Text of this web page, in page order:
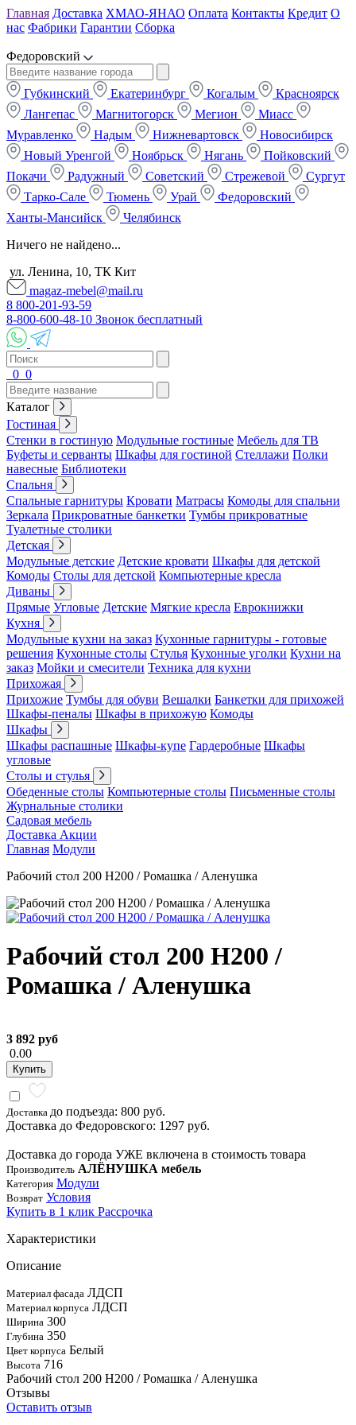
Главная Доставка ХМАО-ЯНАО Оплата Контакты Кредит О
нас Фабрики Гарантии Сборка
Федоровский
Губкинский Екатеринбург Когалым
Красноярск
Лангепас
Магнитогорск Мегион
Миасс
Муравленко
Надым Нижневартовск
Новосибирск
Новый Уренгой
Ноябрьск Нягань
Пойковский
Покачи
Радужный Советский Стрежевой
Сургут
Тарко-Сале
Тюмень Урай
Федоровский
Ханты-Мансийск
Челябинск
Ничего не найдено...
ул. Ленина, 10, ТК Кит
magaz-mebel@mail.ru
8 800-201-93-59
8-800-600-48-10 Звонок бесплатный
0 0
Каталог
Гостиная
Стенки в гостиную Модульные гостиные Мебель для ТВ
Буфеты и серванты Шкафы для гостиной Стеллажи Полки
навесные Библиотеки
Спальня
Спальные гарнитуры Кровати Матрасы Комоды для спальни
Зеркала Прикроватные банкетки Тумбы прикроватные
Туалетные столики
Детская
Модульные детские Детские кровати Шкафы для детской
Комоды Столы для детской Компьютерные кресла
Диваны
Прямые Угловые Детские Мягкие кресла Еврокнижки
Кухня
Модульные кухни на заказ Кухонные гарнитуры - готовые
решения Кухонные столы Стулья Кухонные уголки Кухни на
заказ Мойки и смесители Техника для кухни
Прихожая
Прихожие Тумбы для обуви Вешалки Банкетки для прихожей
Шкафы-пеналы Шкафы в прихожую Комоды
Шкафы
Шкафы распашные Шкафы-купе Гардеробные Шкафы
угловые
Столы и стулья
Обеденные столы Компьютерные столы Письменные столы
Журнальные столики
Садовая мебель
Доставка Акции
Главная Модули
Рабочий стол 200 Н200 / Ромашка / Аленушка
Рабочий стол 200 Н200 /
Ромашка / Аленушка
3 892 руб
0.00
Купить
Доставка до подъезда: 800 руб.
Доставка до Федоровского: 1297 руб.
Доставка до города УЖЕ включена в стоимость товара
Производитель АЛЁНУШКА мебель
Категория Модули
Возврат Условия
Купить в 1 клик Рассрочка
Характеристики
Описание
Материал фасада ЛДСП
Материал корпуса ЛДСП
Ширина 300
Глубина 350
Цвет корпуса Белый
Высота 716
Рабочий стол 200 Н200 / Ромашка / Аленушка
Отзывы
Оставить отзыв